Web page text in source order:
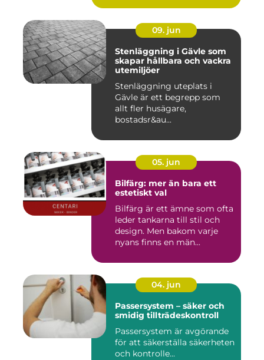
09. jun
Stenläggning i Gävle som
skapar hållbara och vackra
utemiljöer
Stenläggning uteplats i
Gävle är ett begrepp som
allt fler husägare,
bostadsr&au...
05. jun
Bilfärg: mer än bara ett
estetiskt val
Bilfärg är ett ämne som ofta
leder tankarna till stil och
design. Men bakom varje
nyans finns en män...
04. jun
Passersystem – säker och
smidig tillträdeskontroll
Passersystem är avgörande
för att säkerställa säkerheten
och kontrolle...